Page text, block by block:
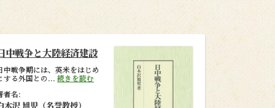
中戦争と大陸経済建設
中戦争期には、英米をはじめ
する外国との...続きを読む
者名:
木沢 旭児（名誉教授）